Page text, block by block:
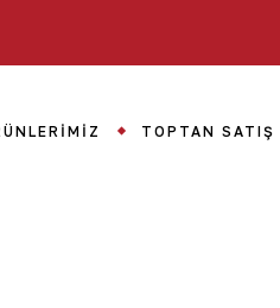
TOPTAN SATIŞ